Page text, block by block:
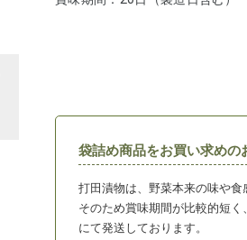
袋詰め商品をお買い求めの
打田漬物は、野菜本来の味や食
そのため賞味期間が比較的短
にて発送しております。